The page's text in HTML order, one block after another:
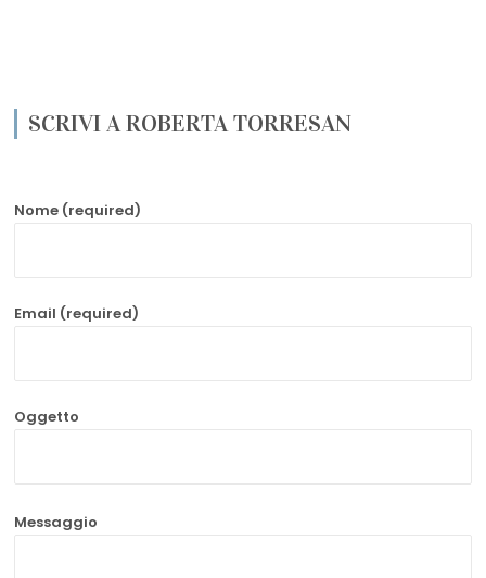
SCRIVI A ROBERTA TORRESAN
Nome (required)
Email (required)
Oggetto
Messaggio